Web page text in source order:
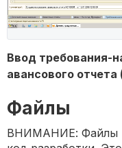
Ввод требования-
авансового отчета
Файлы
ВНИМАНИЕ: Файлы